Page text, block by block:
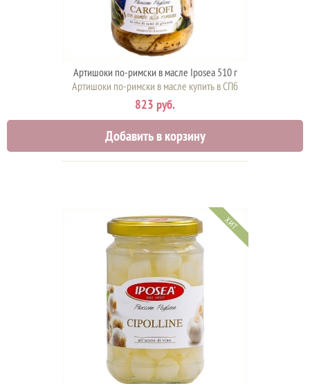
Артишоки по-римски в масле Iposea 510 г
Артишоки по-римски в масле купить в СПб
823 руб.
Добавить в корзину
ХИТ